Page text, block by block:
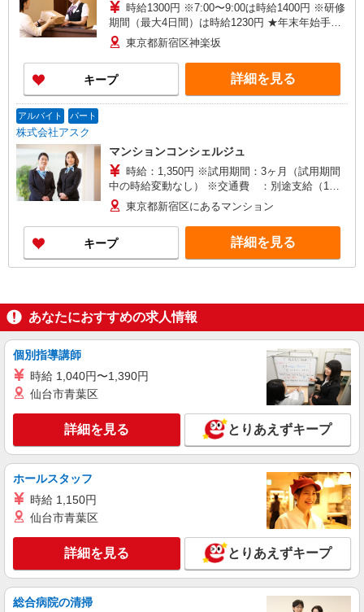
時給1300円 ※7:00〜9:00は時給1400円 ※研修
期間（最大4日間）は時給1230円 ★年末年始手当
有 東京都新宿区神楽坂
キープ 詳細を見る
アルバイト パート
株式会社アスク
マンションコンシェルジュ
時給：1,350円 ※試用期間：3ヶ月（試用期間
中の時給変動なし） ※交通費 ：別途支給（1日
往復3,000円を上限とし、実費支給） ※支払方
法：月1回（月末締め翌月25日支払）
東京都新宿区にあるマンション
キープ 詳細を見る
あなたにおすすめの求人情報
個別指導講師
時給 1,040円〜1,390円
仙台市青葉区
詳細を見る とりあえずキープ
ホールスタッフ
時給 1,150円
仙台市青葉区
詳細を見る とりあえずキープ
総合病院の清掃